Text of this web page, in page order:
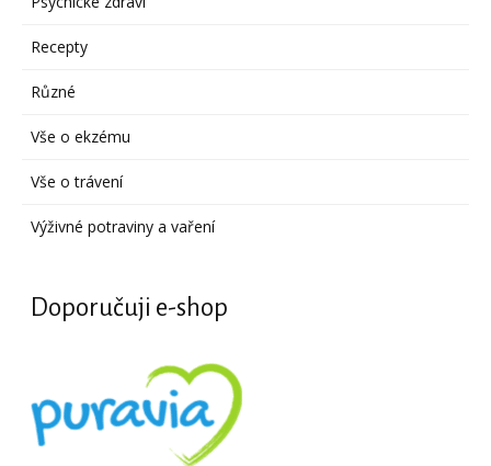
Recepty
Různé
Vše o ekzému
Vše o trávení
Výživné potraviny a vaření
Doporučuji e-shop